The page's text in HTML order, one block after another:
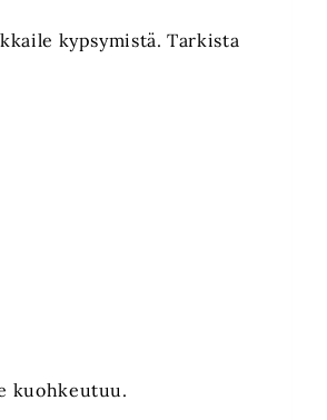
kypsymistä. Tarkista
kuohkeutuu.